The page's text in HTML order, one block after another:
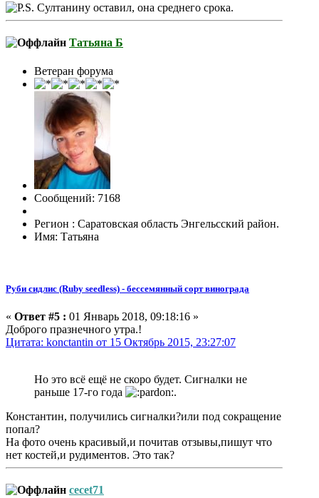
Султанину оставил, она среднего срока.
Татьяна Б
Ветеран форума
Сообщений: 7168
Регион : Саратовская область Энгельсский район.
Имя: Татьяна
Руби сидлис (Ruby seedless) - бессемянный сорт винограда
« Ответ #5 : 01 Январь 2018, 09:18:16 »
Доброго празнечного утра.!
Цитата: konctantin от 15 Октябрь 2015, 23:27:07
Но это всё ещё не скоро будет. Сигналки не
раньше 17-го года
.
Константин, получились сигналки?или под сокращение
попал?
На фото очень красивый,и почитав отзывы,пишут что
нет костей,и рудиментов. Это так?
cecet71